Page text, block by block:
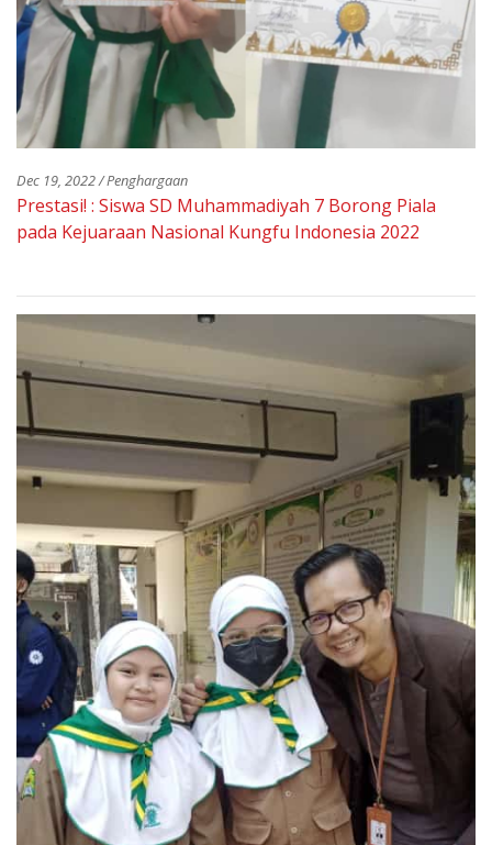
Dec 19, 2022 / Penghargaan
Prestasi! : Siswa SD Muhammadiyah 7 Borong Piala
pada Kejuaraan Nasional Kungfu Indonesia 2022